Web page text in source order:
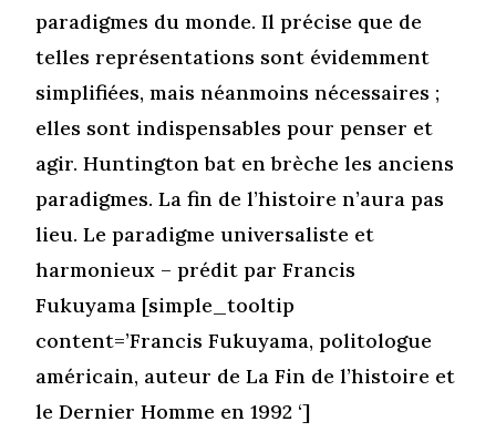
paradigmes du monde. Il précise que de
telles représentations sont évidemment
simplifiées, mais néanmoins nécessaires ;
elles sont indispensables pour penser et
agir. Huntington bat en brèche les anciens
paradigmes. La fin de l’histoire n’aura pas
lieu. Le paradigme universaliste et
harmonieux – prédit par Francis
Fukuyama [simple_tooltip
content=’Francis Fukuyama, politologue
américain, auteur de La Fin de l’histoire et
le Dernier Homme en 1992 ‘]